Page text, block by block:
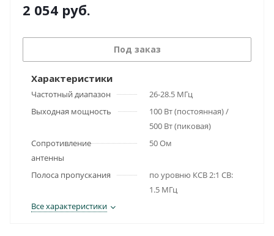
2 054 руб.
Под заказ
Характеристики
Частотный диапазон
26-28.5 МГц
Выходная мощность
100 Вт (постоянная) /
500 Вт (пиковая)
Сопротивление
антенны
50 Ом
Полоса пропускания
по уровню КСВ 2:1 CB:
1.5 МГц
Все характеристики